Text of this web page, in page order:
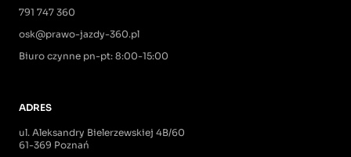
791 747 360
osk@prawo-jazdy-360.pl
Biuro czynne pn-pt: 8:00-15:00
ADRES
ul. Aleksandry Bielerzewskiej 4B/60
61-369 Poznań